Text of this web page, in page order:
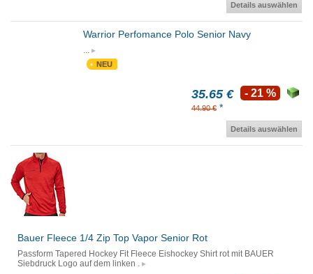
Details auswählen
Warrior Perfomance Polo Senior Navy
...
NEU
35.65 €
44.90 € *
- 21 %
Details auswählen
Bauer Fleece 1/4 Zip Top Vapor Senior Rot
Passform Tapered Hockey Fit Fleece Eishockey Shirt rot mit BAUER
Siebdruck Logo auf dem linken .